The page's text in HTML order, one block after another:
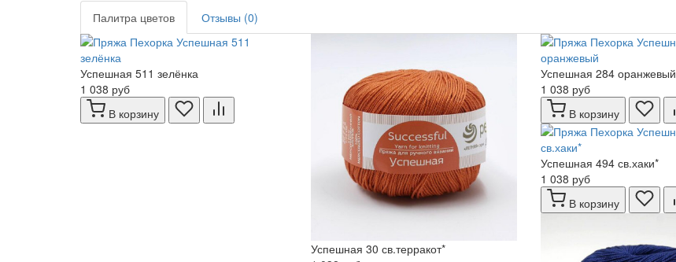
Палитра цветов Отзывы (0)
Успешная 511 зелёнка
1 038 руб
В корзину
Успешная 30 св.терракот*
Успешная 284 оранжевый
1 038 руб
В корзину
Успешная 494 св.хаки*
1 038 руб
В корзину